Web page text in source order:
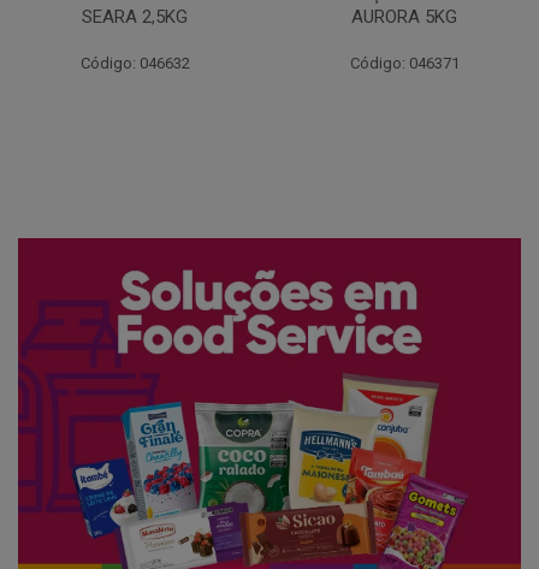
AURORA 5KG
Código: 046371
FATIADO PAKAN 200G
Código: 061522